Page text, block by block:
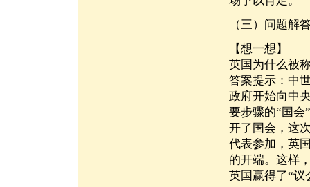
（三）问题解
【想一想】
英国为什么被
答案提示：中
政府开始向中
要步骤的“国会
开了国会，这
代表参加，英
的开端。这样
英国赢得了“议